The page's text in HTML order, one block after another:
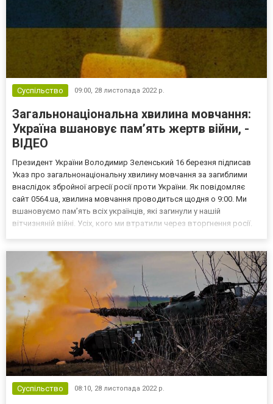
Суспільство 09:00, 28 листопада 2022 р.
Загальнонаціональна хвилина мовчання:
Україна вшановує пам’ять жертв війни, -
ВІДЕО
Президент України Володимир Зеленський 16 березня підписав
Указ про загальнонаціональну хвилину мовчання за загиблими
внаслідок збройної агресії росії проти України. Як повідомляє
сайт 0564.ua, хвилина мовчання проводиться щодня о 9:00. Ми
вшановуємо памʼять всіх українців, які загинули у нашій
вітчизняній війні. Усіх, кого ми втратили через вторгнення росії.
Суспільство 08:10, 28 листопада 2022 р.